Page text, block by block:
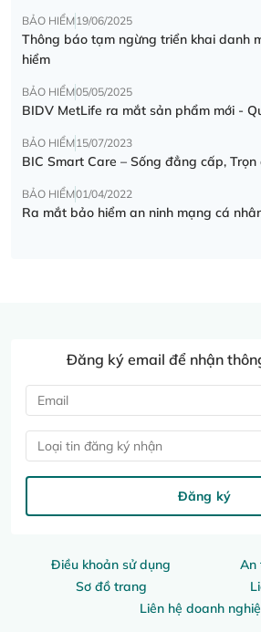
BẢO HIỂM19/06/2025
Thông báo tạm ngừng triển khai danh
hiểm
BẢO HIỂM05/05/2025
BIDV MetLife ra mắt sản phẩm mới -
BẢO HIỂM15/07/2023
BIC Smart Care – Sống đẳng cấp,
BẢO HIỂM01/04/2022
Ra mắt bảo hiểm an ninh mạng cá
Điều khoản sử dụng
An
Sơ đồ trang
Liên hệ doanh
Đăng ký email để nhận
Loại tin đăng ký nhận
Đăng ký